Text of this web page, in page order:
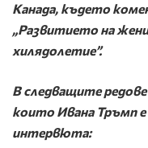
Канада, където
„Развитието на
хилядолетие”.
В следващите
които Ивана Тръмп е
интервюта: